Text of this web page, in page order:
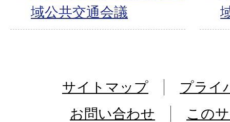
域公共交通会議
サイトマップ
プライ
お問い合わせ
この